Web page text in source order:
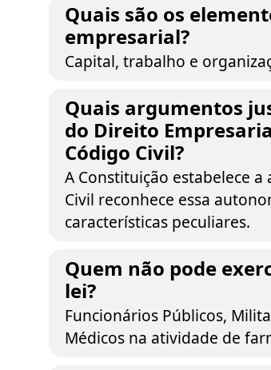
Quais são os
empresarial?
Capital, trabalho e
Quais argumentos
do Direito
Código Civil?
A Constituição estabelece
Civil reconhece essa
características peculiares.
Quem não pode
lei?
Funcionários Públicos,
Médicos na atividade de